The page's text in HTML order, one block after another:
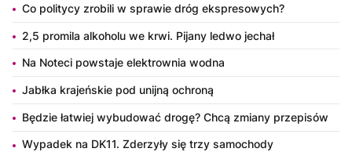
Co politycy zrobili w sprawie dróg ekspresowych?
2,5 promila alkoholu we krwi. Pijany ledwo jechał
Na Noteci powstaje elektrownia wodna
Jabłka krajeńskie pod unijną ochroną
Będzie łatwiej wybudować drogę? Chcą zmiany przepisów
Wypadek na DK11. Zderzyły się trzy samochody